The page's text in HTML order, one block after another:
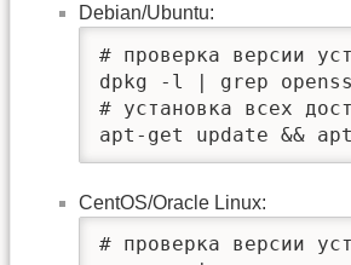
Debian/Ubuntu:
# проверка версии
dpkg -l | grep
# установка всех
apt-get update &&
CentOS/Oracle Linux:
# проверка версии